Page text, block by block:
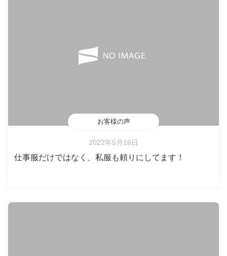
お客様の声
2022年5月16日
仕事服だけではなく、私服も頼りにしてます！